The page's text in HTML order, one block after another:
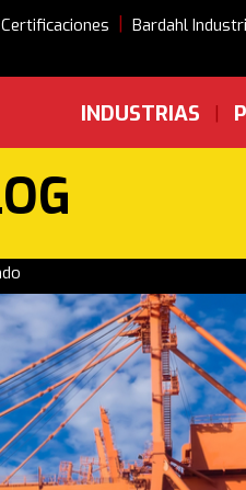
Certificaciones | Bardahl
INDUSTRIAS |